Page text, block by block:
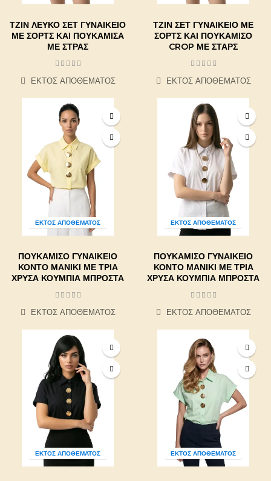
ΤΖΙΝ ΛΕΥΚΌ ΣΕΤ ΓΥΝΑΙΚΕΊΟ
ΜΕ ΣΟΡΤΣ ΚΑΙ ΠΟΥΚΑΜΊΣΑ
ΜΕ ΣΤΡΑΣ
ΕΚΤΌΣ ΑΠΟΘΈΜΑΤΟΣ
ΤΖΙΝ ΣΕΤ ΓΥΝΑΙΚΕΊΟ ΜΕ
ΣΟΡΤΣ ΚΑΙ ΠΟΥΚΆΜΙΣΟ
CROP ΜΕ ΣΤΑΡΣ
ΕΚΤΌΣ ΑΠΟΘΈΜΑΤΟΣ
ΕΚΤΌΣ ΑΠΟΘΈΜΑΤΟΣ
ΠΟΥΚΆΜΙΣΟ ΓΥΝΑΙΚΕΊΟ
ΚΟΝΤΌ ΜΑΝΊΚΙ ΜΕ ΤΡΊΑ
ΧΡΥΣΆ ΚΟΥΜΠΙΆ ΜΠΡΟΣΤΆ
ΕΚΤΌΣ ΑΠΟΘΈΜΑΤΟΣ
ΕΚΤΌΣ ΑΠΟΘΈΜΑΤΟΣ
ΠΟΥΚΆΜΙΣΟ ΓΥΝΑΙΚΕΊΟ
ΚΟΝΤΌ ΜΑΝΊΚΙ ΜΕ ΤΡΊΑ
ΧΡΥΣΆ ΚΟΥΜΠΙΆ ΜΠΡΟΣΤΆ
ΕΚΤΌΣ ΑΠΟΘΈΜΑΤΟΣ
ΕΚΤΌΣ ΑΠΟΘΈΜΑΤΟΣ ΕΚΤΌΣ ΑΠΟΘΈΜΑΤΟΣ